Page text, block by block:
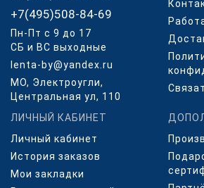
+7(495)508-84-69
Пн-Пт с 9 до 17
СБ и ВС выходные
lenta-by@yandex.ru
МО, Электроугли,
Центральная ул, 110
ЛИЧНЫЙ КАБИНЕТ
Личный кабинет
История заказов
Мои закладки